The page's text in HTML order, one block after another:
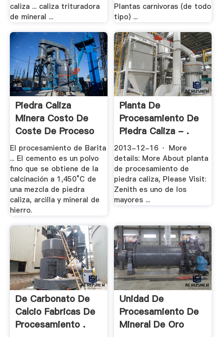
caliza ... caliza trituradora
de mineral ...
Plantas carnivoras (de todo
tipo) ...
Piedra Caliza
Minera Costo De
Coste De Proceso
En .
El procesamiento de Barita
... El cemento es un polvo
fino que se obtiene de la
calcinación a 1,450°C de
una mezcla de piedra
caliza, arcilla y mineral de
hierro.
Planta De
Procesamiento De
Piedra Caliza - .
2013-12-16 · More
details: More About planta
de procesamiento de
piedra caliza, Please Visit:
Zenith es uno de los
mayores ...
De Carbonato De
Calcio Fabricas De
Procesamiento .
Unidad De
Procesamiento De
Mineral De Oro